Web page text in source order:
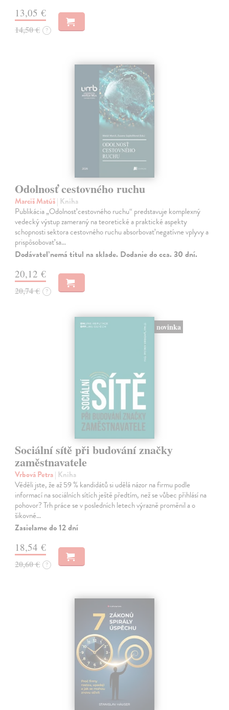
13,05 €
14,50 € ?
Odolnosť cestovného ruchu
Marciš Matúš| Kniha
Publikácia „Odolnosť cestovného ruchu“ predstavuje komplexný
vedecký výstup zameraný na teoretické a praktické aspekty
schopnosti sektora cestovného ruchu absorbovať negatívne vplyvy a
prispôsobovať sa…
Dodávateľ nemá titul na sklade. Dodanie do cca. 30 dní.
20,12 €
20,74 € ?
novinka
Sociální sítě při budování značky
zaměstnavatele
Vrbová Petra| Kniha
Věděli jste, že až 59 % kandidátů si udělá názor na firmu podle
informací na sociálních sítích ještě předtím, než se vůbec přihlásí na
pohovor? Trh práce se v posledních letech výrazně proměnil a o
šikovné…
Zasielame do 12 dní
18,54 €
20,60 € ?